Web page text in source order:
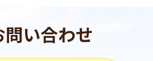
問い合わせ